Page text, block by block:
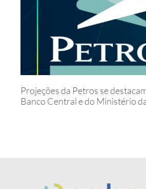
Projeções da Petros se
Banco Central e do Ministério